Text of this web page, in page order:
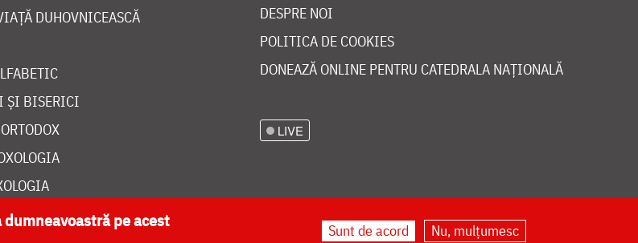
DUHOVNICEASCĂ
ȘI BISERICI
DESPRE NOI
POLITICA DE COOKIES
DONEAZĂ ONLINE PENTRU CATEDRALA NAȚIONALĂ
LIVE
pe acest
Sunt de acord Nu, mulțumesc